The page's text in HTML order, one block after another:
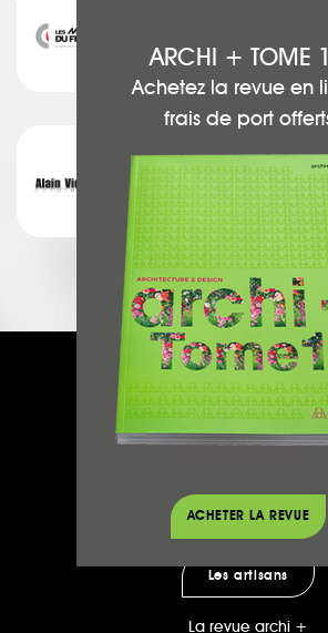
Montauban
ALAIN VIDONI CHEMINEES
Poêles
Montbrun Lauragais
Accueil
Votre projet
Les architectes
Les artisans
La revue archi +
ARCHI + TOME
Achetez la revue en
frais de port
ACHETER LA REVUE